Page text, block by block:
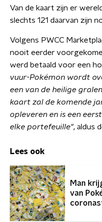
Van de kaart zijn er
slechts 121 daarvan zijn
Volgens PWCC
nooit eerder
werd betaald voor een
vuur-Pokémon wordt
een van de heilige
kaart zal de komende
opleveren en is een
elke portefeuille", aldus
Lees ook
Man
van